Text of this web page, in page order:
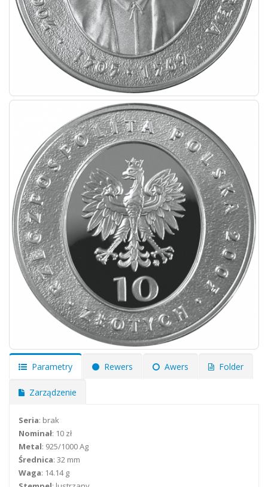
Parametry Rewers Awers Folder
Zarządzenie
Seria: brak
Nominał: 10 zł
Metal: 925/1000 Ag
Średnica: 32 mm
Waga: 14.14 g